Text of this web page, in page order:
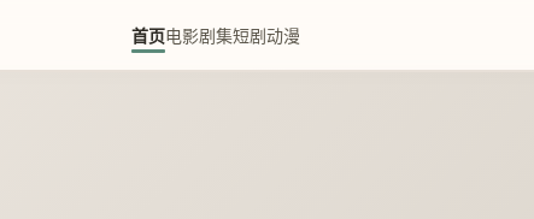
首页电影剧集短剧动漫